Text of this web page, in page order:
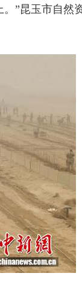
昆玉市自然